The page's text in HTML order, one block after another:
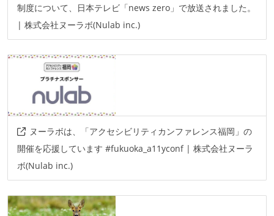
制度について、日本テレビ「news zero」で放送されました。
| 株式会社ヌーラボ(Nulab inc.)
ヌーラボは、「アクセシビリティカンファレンス福岡」の
開催を応援しています #fukuoka_a11yconf | 株式会社ヌーラ
ボ(Nulab inc.)